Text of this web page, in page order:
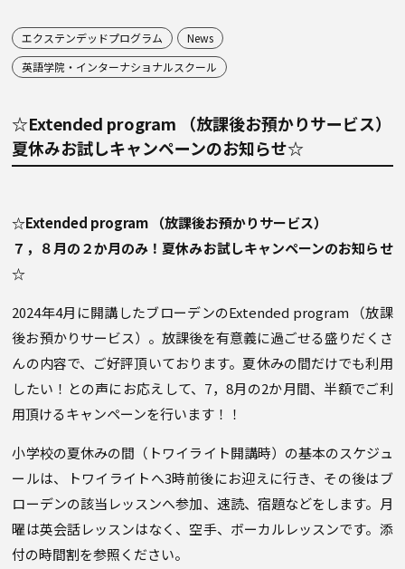
エクステンデッドプログラム
News
英語学院・インターナショナルスクール
☆Extended program （放課後お預かりサービス）
夏休みお試しキャンペーンのお知らせ☆
☆Extended program （放課後お預かりサービス）
７，８月の２か月のみ！夏休みお試しキャンペーンのお知らせ
☆
2024年4月に開講したブローデンのExtended program （放課
後お預かりサービス）。放課後を有意義に過ごせる盛りだくさ
んの内容で、ご好評頂いております。夏休みの間だけでも利用
したい！との声にお応えして、7，8月の2か月間、半額でご利
用頂けるキャンペーンを行います！！
小学校の夏休みの間（トワイライト開講時）の基本のスケジュ
ールは、トワイライトへ3時前後にお迎えに行き、その後はブ
ローデンの該当レッスンへ参加、速読、宿題などをします。月
曜は英会話レッスンはなく、空手、ボーカルレッスンです。添
付の時間割を参照ください。